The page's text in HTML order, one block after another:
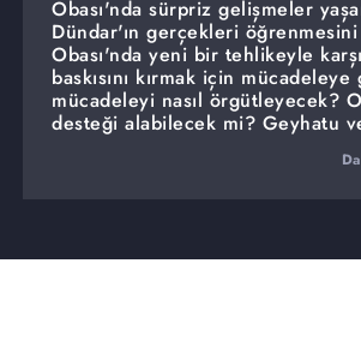
Obası'nda sürpriz gelişmeler
Dündar'ın gerçekleri
Obası'nda yeni bir tehlikeyle
baskısını kırmak için
mücadeleyi nasıl örgütleyecek?
desteği alabilecek mi? Geyhatu
nasıl tepki verecek? Dündar